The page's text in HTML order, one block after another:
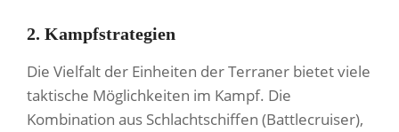
2. Kampfstrategien
Die Vielfalt der Einheiten der Terraner bietet viele
taktische Möglichkeiten im Kampf. Die
Kombination aus Schlachtschiffen (Battlecruiser),